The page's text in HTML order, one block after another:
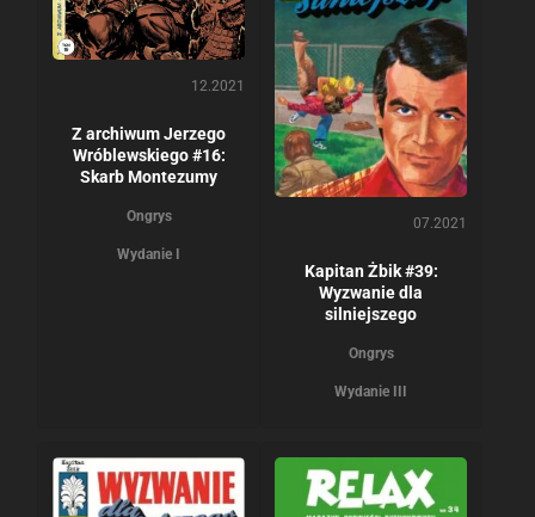
12.2021
Z archiwum Jerzego
Wróblewskiego #16:
Skarb Montezumy
Ongrys
Wydanie I
07.2021
Kapitan Żbik #39:
Wyzwanie dla
silniejszego
Ongrys
Wydanie III